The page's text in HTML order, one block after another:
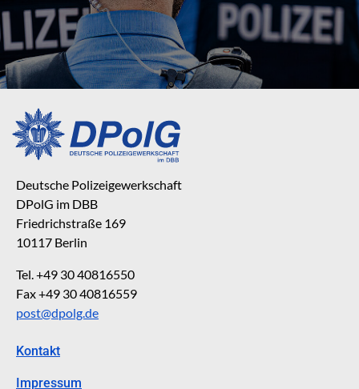
Deutsche Polizeigewerkschaft
DPolG im DBB
Friedrichstraße 169
10117 Berlin
Tel. +49 30 40816550
Fax +49 30 40816559
post@dpolg.de
Kontakt
Impressum